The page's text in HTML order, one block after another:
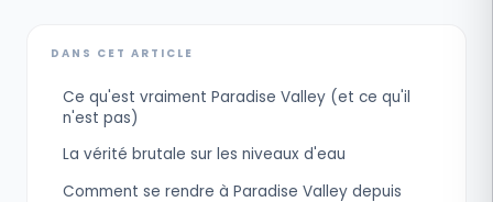
DANS CET ARTICLE
Ce qu'est vraiment Paradise Valley (et ce qu'il
n'est pas)
La vérité brutale sur les niveaux d'eau
Comment se rendre à Paradise Valley depuis